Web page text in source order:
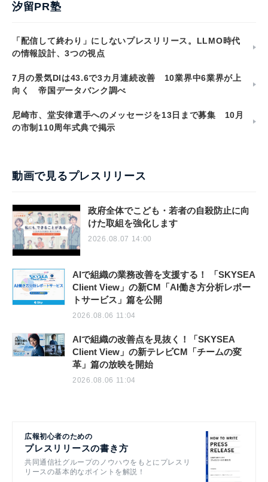
汐留PR塾
「配信して終わり」にしないプレスリリース。LLMO時代
の情報設計、3つの視点
7月の景気DIは43.6で3カ月連続改善 10業界中6業界が上
向く 帝国データバンク調べ
尼崎市、堂安律選手へのメッセージを13日まで募集 10月
の市制110周年式典で掲示
動画で見るプレスリリース
政府全体でこども・若者の自殺防止に向
けた取組を強化します
2026.08.07 14:00
AIで組織の業務改善を支援する！ 「SKYSEA
Client View」の新CM「AI働き方分析レポー
トサービス」篇を公開
2026.08.06 11:04
AIで組織の改善点を見抜く！「SKYSEA
Client View」の新テレビCM「チームの変
革」篇の放映を開始
2026.08.06 11:04
広報初心者のための
プレスリリースの書き方
共同通信社グループのノウハウをもとにプレスリ
リースの基本的なポイントを解説！